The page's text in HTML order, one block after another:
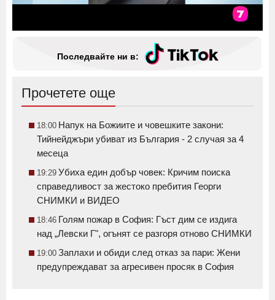
Последвайте ни в:
Прочетете още
18:00 Напук на Божиите и човешките закони:
Тийнейджъри убиват из България - 2 случая за 4
месеца
19:29 Убиха един добър човек: Кричим поиска
справедливост за жестоко пребития Георги
СНИМКИ и ВИДЕО
18:46 Голям пожар в София: Гъст дим се издига
над „Левски Г", огънят се разгоря отново СНИМКИ
19:00 Заплахи и обиди след отказ за пари: Жени
предупреждават за агресивен просяк в София